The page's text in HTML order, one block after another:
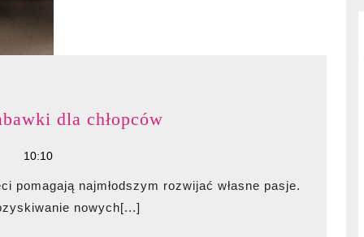
dla chłopców
i
10:10
nowych[...]